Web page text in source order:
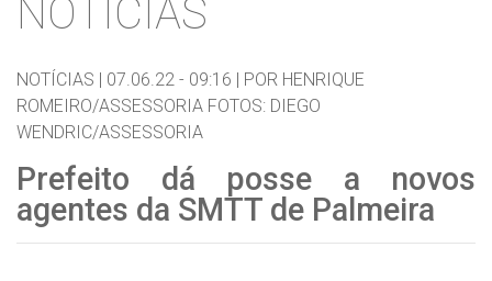
NOTÍCIAS
NOTÍCIAS | 07.06.22 - 09:16 | POR HENRIQUE
ROMEIRO/ASSESSORIA FOTOS: DIEGO
WENDRIC/ASSESSORIA
Prefeito dá posse a novos
agentes da SMTT de Palmeira